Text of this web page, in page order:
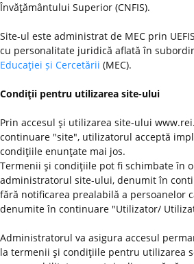
Învăţământului Superior (CNFIS).
Site-ul este administrat de MEC prin
cu personalitate juridică aflată în
Educaţiei și Cercetării (MEC).
Condiţii pentru utilizarea site-ului
Prin accesul şi utilizarea site-ului
continuare "site", utilizatorul acceptă
condiţiile enunţate mai jos.
Termenii şi condiţiile pot fi schimbate în
administratorul site-ului, denumit în
fără notificarea prealabilă a persoanelor
denumite în continuare "Utilizator/
Administratorul va asigura accesul
la termenii şi condiţiile pentru utilizarea